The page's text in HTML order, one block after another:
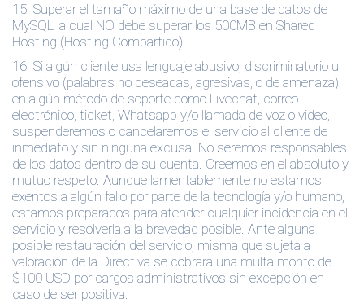
15. Superar el tamaño máximo de una base de datos de
MySQL la cual NO debe superar los 500MB en Shared
Hosting (Hosting Compartido).
16. Si algún cliente usa lenguaje abusivo, discriminatorio u
ofensivo (palabras no deseadas, agresivas, o de amenaza)
en algún método de soporte como Livechat, correo
electrónico, ticket, Whatsapp y/o llamada de voz o video,
suspenderemos o cancelaremos el servicio al cliente de
inmediato y sin ninguna excusa. No seremos responsables
de los datos dentro de su cuenta. Creemos en el absoluto y
mutuo respeto. Aunque lamentablemente no estamos
exentos a algún fallo por parte de la tecnología y/o humano,
estamos preparados para atender cualquier incidencia en el
servicio y resolverla a la brevedad posible. Ante alguna
posible restauración del servicio, misma que sujeta a
valoración de la Directiva se cobrará una multa monto de
$100 USD por cargos administrativos sin excepción en
caso de ser positiva.